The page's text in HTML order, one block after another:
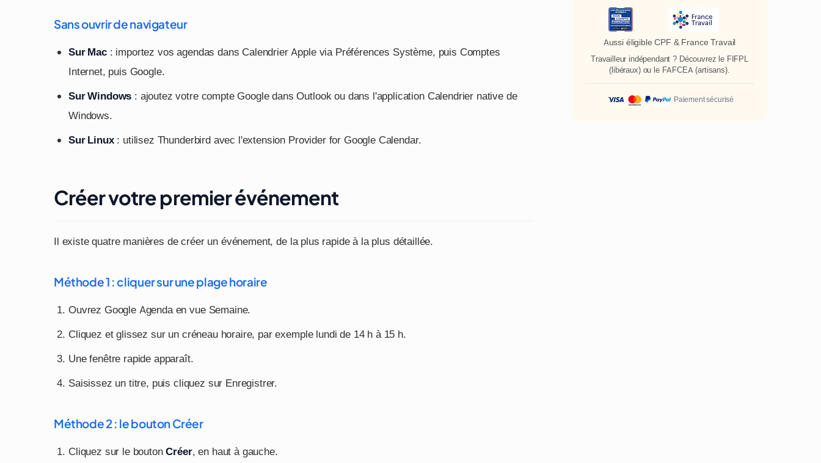
Sans ouvrir de navigateur
Sur Mac: importez vos agendas dans Calendrier Apple via Préférences Système, puis Comptes
Internet, puis Google.
Sur Windows : ajoutez votre compte Google dans Outlook ou dans l'application Calendrier native de
Windows.
Sur Linux: utilisez Thunderbird avec l'extension Provider for Google Calendar.
Créer votre premier événement
Il existe quatre manières de créer un événement, de la plus rapide à la plus détaillée.
Méthode 1 : cliquer sur une plage horaire
Ouvrez Google Agenda en vue Semaine.
Cliquez et glissez sur un créneau horaire, par exemple lundi de 14 h à 15 h.
Une fenêtre rapide apparaît.
Saisissez un titre, puis cliquez sur Enregistrer.
Méthode 2 : le bouton Créer
Cliquez sur le boutonCréer, en haut à gauche.
Aussi éligible CPF & France Travail
Travailleur indépendant ? Découvrez le FIFPL
(libéraux) ou le FAFCEA (artisans).
Paiement sécurisé